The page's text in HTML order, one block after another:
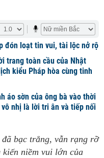
đón loạt tin vui, tài lộc nở rộ
trang toàn cầu của Nhật
kiểu Pháp hòa cùng tinh
áo sờn của ông bà vào thời
nhị là lời tri ân và tiếp nối
đã bạc trắng, vẫn rạng rỡ
niềm vui lớn của